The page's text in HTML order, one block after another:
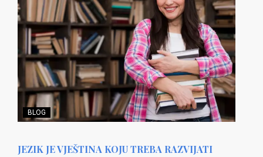
BLOG
JEZIK JE VJEŠTINA KOJU TREBA RAZVIJATI